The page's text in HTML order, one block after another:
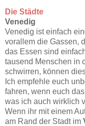
Die Städte
Venedig
Venedig ist einfach
vorallem die Gassen,
das Essen sind
tausend Menschen in
schwirren, können
Ich empfehle euch
fahren, wenn euch
was ich auch wirklich
Wenn ihr mit einem
am Rand der Stadt im